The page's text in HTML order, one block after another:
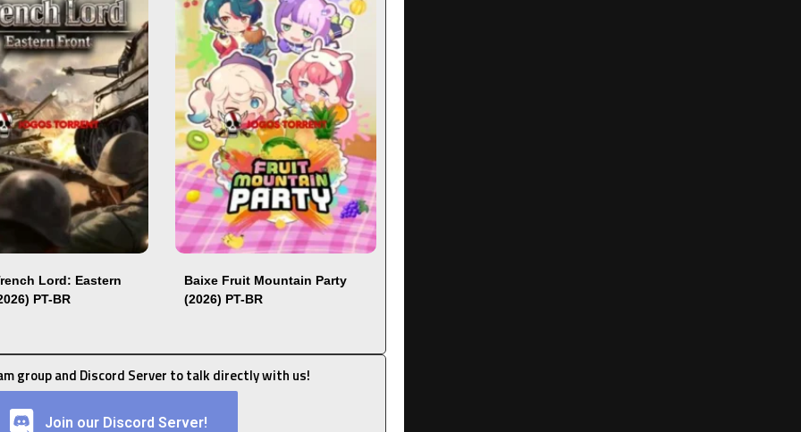
Lord: Eastern
PT-BR
Baixe Fruit Mountain Party
(2026) PT-BR
group and Discord Server to talk directly with us!
Join our Discord Server!